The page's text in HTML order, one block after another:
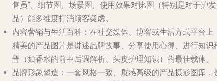
售员”。细节图、场景图、使用效果对比图（特别是对于护
品）能多维度打消顾客疑虑。
内容营销与生活百科 ：在社交媒体、博客或生活方式平台上
精美的产品图片是讲述品牌故事、分享使用心得、进行知识
普（如香水的前中后调解析、头皮护理知识）的最佳载体。
品牌形象塑造 ：一套风格一致、质感高级的产品摄影图库，